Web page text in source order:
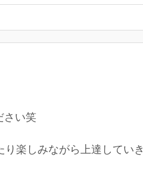
さい笑
楽しみながら上達していき